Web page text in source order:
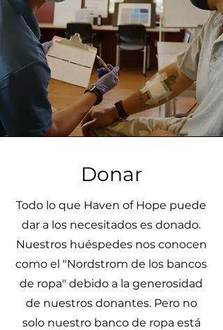
Donar
Todo lo que Haven of Hope puede
dar a los necesitados es donado.
Nuestros huéspedes nos conocen
como el "Nordstrom de los bancos
de ropa" debido a la generosidad
de nuestros donantes. Pero no
solo nuestro banco de ropa está